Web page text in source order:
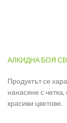
АЛКИДНА БОЯ
Продуктът се
нанасяне с
красиви цветове.